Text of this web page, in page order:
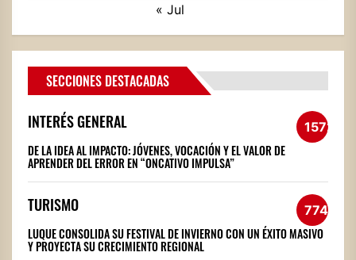
« Jul
SECCIONES DESTACADAS
INTERÉS GENERAL 1572
DE LA IDEA AL IMPACTO: JÓVENES, VOCACIÓN Y EL VALOR DE
APRENDER DEL ERROR EN “ONCATIVO IMPULSA”
TURISMO 774
LUQUE CONSOLIDA SU FESTIVAL DE INVIERNO CON UN ÉXITO MASIVO
Y PROYECTA SU CRECIMIENTO REGIONAL